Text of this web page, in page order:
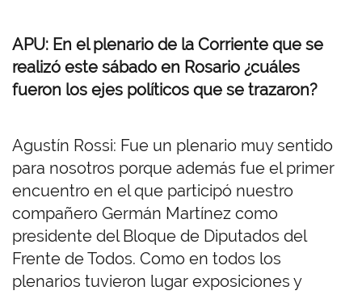
APU: En el plenario de la Corriente que se
realizó este sábado en Rosario ¿cuáles
fueron los ejes políticos que se trazaron?
Agustín Rossi: Fue un plenario muy sentido
para nosotros porque además fue el primer
encuentro en el que participó nuestro
compañero Germán Martínez como
presidente del Bloque de Diputados del
Frente de Todos. Como en todos los
plenarios tuvieron lugar exposiciones y